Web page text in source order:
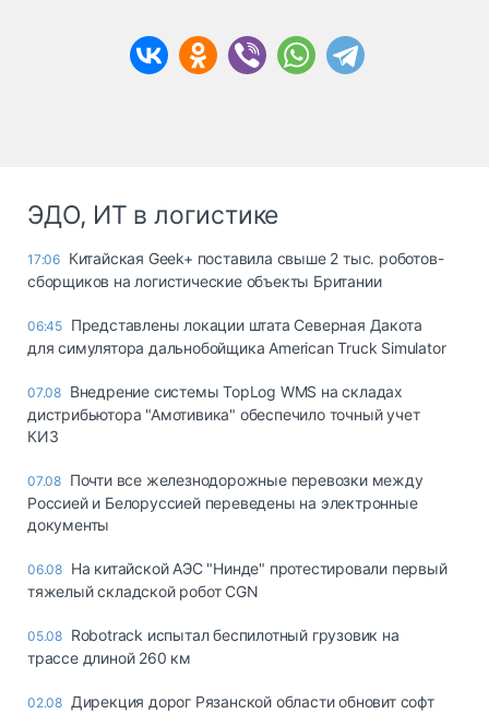
ЭДО, ИТ в логистике
17:06 Китайская Geek+ поставила свыше 2 тыс. роботов-
сборщиков на логистические объекты Британии
06:45 Представлены локации штата Северная Дакота
для симулятора дальнобойщика American Truck Simulator
07.08 Внедрение системы TopLog WMS на складах
дистрибьютора "Амотивика" обеспечило точный учет
КИЗ
07.08 Почти все железнодорожные перевозки между
Россией и Белоруссией переведены на электронные
документы
06.08 На китайской АЭС "Нинде" протестировали первый
тяжелый складской робот CGN
05.08 Robotrack испытал беспилотный грузовик на
трассе длиной 260 км
02.08 Дирекция дорог Рязанской области обновит софт